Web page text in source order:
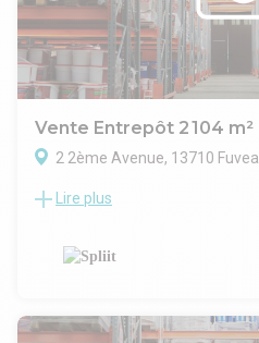
Vente Entrepôt 2 104 m²
2 2ème Avenue, 13710
Vente Entrepôts / Locaux
positif & négatif
Locaux construits en 2004,
Terrain : 3 628 m² / Usine +
Lire plus